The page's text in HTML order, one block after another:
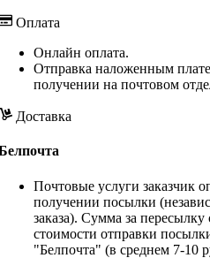
Оплата
Онлайн оплата.
Отправка наложенным
получении на почтовом
Доставка
Почтовые услуги заказчик
получении посылки
заказа). Сумма за пересылку
стоимости отправки
"Белпочта" (в среднем 7-10